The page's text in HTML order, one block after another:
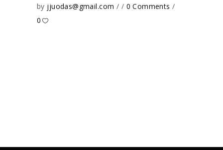
by jjuodas@gmail.com
0 Comments
0